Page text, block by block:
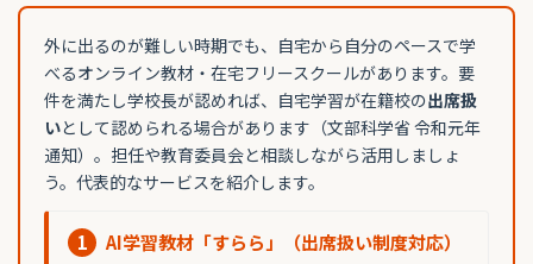
外に出るのが難しい時期でも、自宅から自分のペースで学
べるオンライン教材・在宅フリースクールがあります。要
件を満たし学校長が認めれば、自宅学習が在籍校の出席扱
いとして認められる場合があります（文部科学省 令和元年
通知）。担任や教育委員会と相談しながら活用しましょ
う。代表的なサービスを紹介します。
1 AI学習教材「すらら」（出席扱い制度対応）